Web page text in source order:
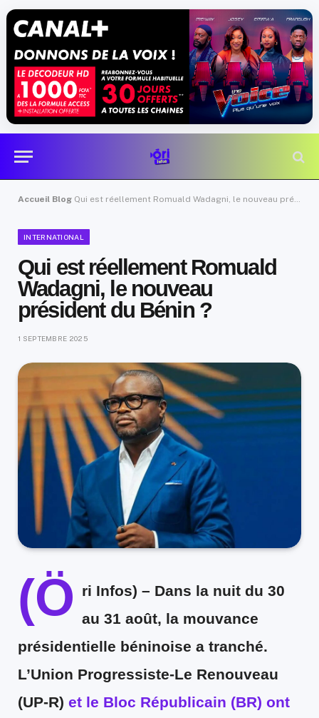
Accueil Blog Qui est réellement Romuald Wadagni, le nouveau président du Bénin ?
INTERNATIONAL
Qui est réellement Romuald
Wadagni, le nouveau
président du Bénin ?
1 SEPTEMBRE 2025
(Ö ri Infos) – Dans la nuit du 30
au 31 août, la mouvance
présidentielle béninoise a tranché.
L’Union Progressiste-Le Renouveau
(UP-R) et le Bloc Républicain (BR) ont